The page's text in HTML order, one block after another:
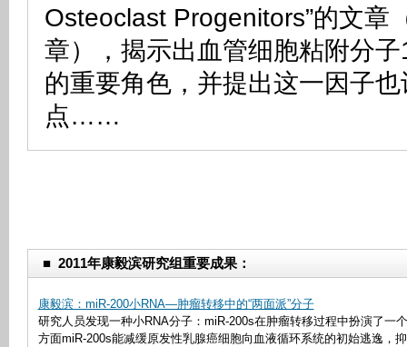
Osteoclast Progenitors”的文章
章），揭示出血管细胞粘附分
的重要角色，并提出这一因子
点……
■2011年康毅滨研究组重要成果：
康毅滨：miR-200小RNA—肿瘤转移中的“两面派”分子
研究人员发现一种小RNA分子：miR-200s在肿瘤转移过程中扮演了一
方面miR-200s能减缓原发性乳腺癌细胞向血液循环系统的初始逃逸，